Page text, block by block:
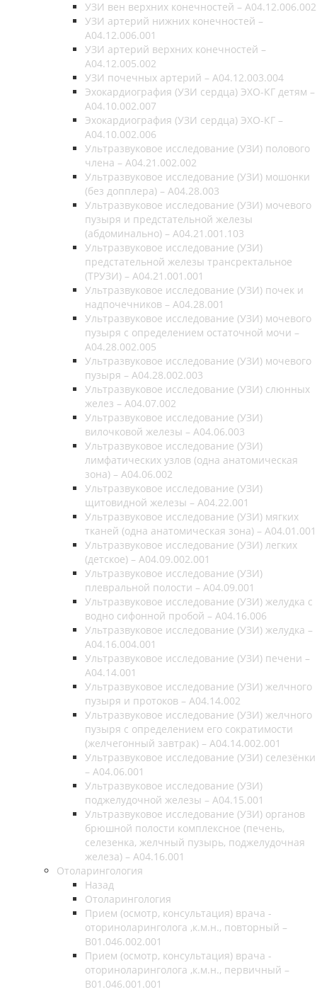
УЗИ вен верхних конечностей – A04.12.006.002
УЗИ артерий нижних конечностей –
A04.12.006.001
УЗИ артерий верхних конечностей –
A04.12.005.002
УЗИ почечных артерий – A04.12.003.004
Эхокардиография (УЗИ сердца) ЭХО-КГ детям –
A04.10.002.007
Эхокардиография (УЗИ сердца) ЭХО-КГ –
A04.10.002.006
Ультразвуковое исследование (УЗИ) полового
члена – A04.21.002.002
Ультразвуковое исследование (УЗИ) мошонки
(без допплера) – A04.28.003
Ультразвуковое исследование (УЗИ) мочевого
пузыря и предстательной железы
(абдоминально) – A04.21.001.103
Ультразвуковое исследование (УЗИ)
предстательной железы трансректальное
(ТРУЗИ) – A04.21.001.001
Ультразвуковое исследование (УЗИ) почек и
надпочечников – A04.28.001
Ультразвуковое исследование (УЗИ) мочевого
пузыря с определением остаточной мочи –
A04.28.002.005
Ультразвуковое исследование (УЗИ) мочевого
пузыря – A04.28.002.003
Ультразвуковое исследование (УЗИ) слюнных
желез – A04.07.002
Ультразвуковое исследование (УЗИ)
вилочковой железы – A04.06.003
Ультразвуковое исследование (УЗИ)
лимфатических узлов (одна анатомическая
зона) – A04.06.002
Ультразвуковое исследование (УЗИ)
щитовидной железы – A04.22.001
Ультразвуковое исследование (УЗИ) мягких
тканей (одна анатомическая зона) – A04.01.001
Ультразвуковое исследование (УЗИ) легких
(детское) – A04.09.002.001
Ультразвуковое исследование (УЗИ)
плевральной полости – A04.09.001
Ультразвуковое исследование (УЗИ) желудка с
водно сифонной пробой – A04.16.006
Ультразвуковое исследование (УЗИ) желудка –
A04.16.004.001
Ультразвуковое исследование (УЗИ) печени –
A04.14.001
Ультразвуковое исследование (УЗИ) желчного
пузыря и протоков – A04.14.002
Ультразвуковое исследование (УЗИ) желчного
пузыря с определением его сократимости
(желчегонный завтрак) – A04.14.002.001
Ультразвуковое исследование (УЗИ) селезёнки
– A04.06.001
Ультразвуковое исследование (УЗИ)
поджелудочной железы – A04.15.001
Ультразвуковое исследование (УЗИ) органов
брюшной полости комплексное (печень,
селезенка, желчный пузырь, поджелудочная
железа) – A04.16.001
Отоларингология
Назад
Отоларингология
Прием (осмотр, консультация) врача -
оториноларинголога ,к.м.н., повторный –
B01.046.002.001
Прием (осмотр, консультация) врача -
оториноларинголога ,к.м.н., первичный –
B01.046.001.001